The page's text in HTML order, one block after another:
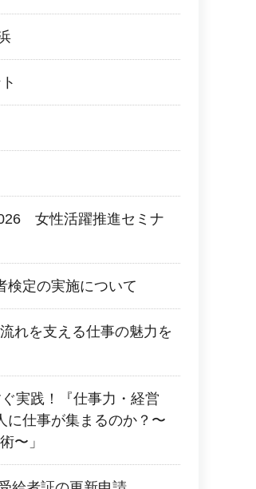
女性活躍推進セミナ
検定の実施について
れを支える仕事の魅力を
実践！『仕事力・経営
に仕事が集まるのか？〜
〜」